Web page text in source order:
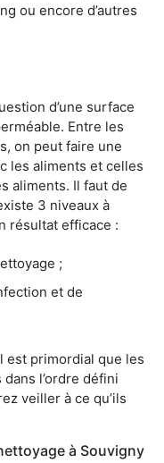
ou encore d’autres
d’une surface
Entre les
on peut faire une
les aliments et celles
aliments. Il faut de
3 niveaux à
résultat efficace :
;
et de
est primordial que les
l’ordre défini
veiller à ce qu’ils
à Souvigny